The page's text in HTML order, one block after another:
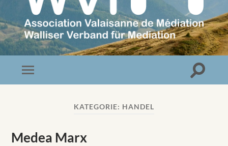
Association
Valaisanne
de
Toggle
mobile
Toggle
KATEGORIE: HANDEL
Medea Marx